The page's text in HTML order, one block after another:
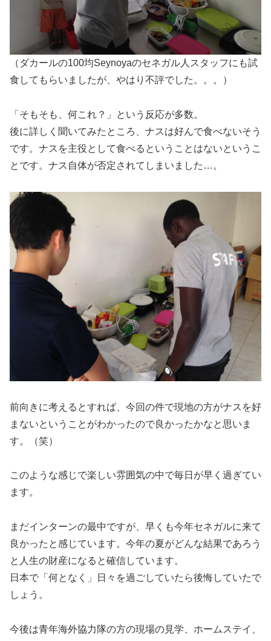
（ダカールの100均Seynoyaのセネガル人スタッフにも試
食してもらいましたが、やはり不評でした。。。）
「そもそも、何これ？」という反応が多数。
後に詳しく聞いてみたところ、ナスは好んで食べないそう
です。ナスを主役として食べるということはないというこ
とです。ナス自体が否定されてしまいました…。
前向きに考えるとすれば、今回の件で現地の方がナスを好
まないということがわかったので良かったかなと思いま
す。（笑）
このような感じで楽しい雰囲気の中で毎日が早く過ぎてい
ます。
まだインターンの最中ですが、早くも今年セネガルに来て
良かったと感じています。今年の夏がどんな結果であろう
と人生の財産になると確信しています。
日本で「何となく」日々を過ごしていたら後悔していたで
しょう。
今後は青年海外協力隊の方の現場の見学、ホームステイ、